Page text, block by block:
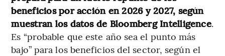
beneficios por acción en 2026 y 2027, según
muestran los datos de Bloomberg Intelligence.
Es “probable que este año sea el punto más
bajo” para los beneficios del sector, según el